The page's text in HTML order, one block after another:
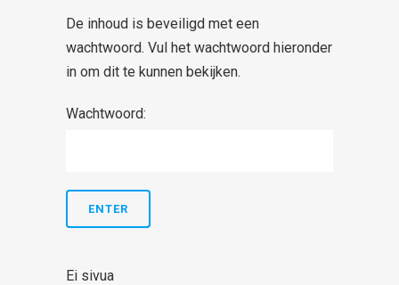
De inhoud is beveiligd met een
wachtwoord. Vul het wachtwoord hieronder
in om dit te kunnen bekijken.
Wachtwoord:
Ei sivua